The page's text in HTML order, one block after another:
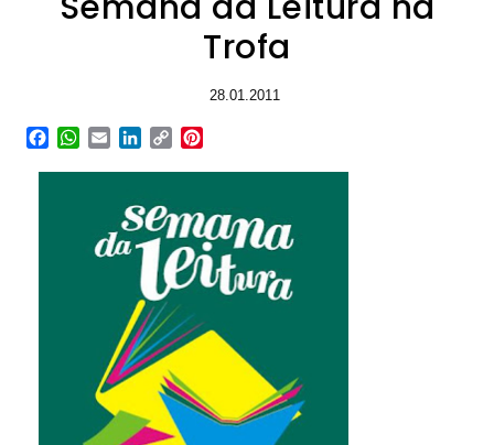
Trofa
28.01.2011
Facebook
WhatsApp
EmailLinkedIn
Copy